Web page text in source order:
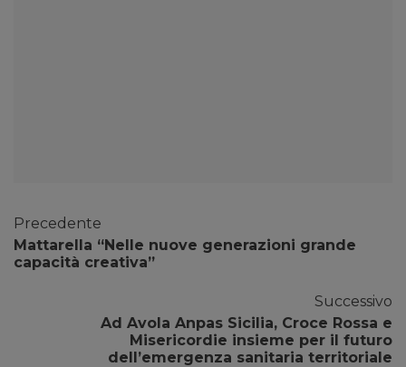
Precedente
Mattarella “Nelle nuove generazioni grande
capacità creativa”
Successivo
Ad Avola Anpas Sicilia, Croce Rossa e
Misericordie insieme per il futuro
dell’emergenza sanitaria territoriale